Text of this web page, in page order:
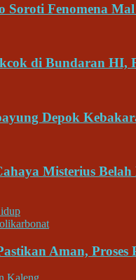
Soroti Fenomena
di Bundaran HI,
Depok
Misterius
Aman, Proses